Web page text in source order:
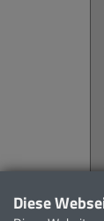
Diese